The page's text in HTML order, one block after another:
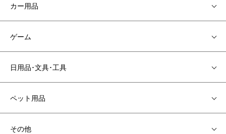
カー用品
ゲーム
日用品･文具･工具
ペット用品
その他